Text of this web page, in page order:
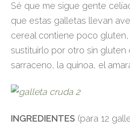
Sé que me sigue gente
que estas galletas llevan
cereal contiene poco
sustituirlo por otro sin gluten
sarraceno, la quinoa, el
INGREDIENTES (para 12